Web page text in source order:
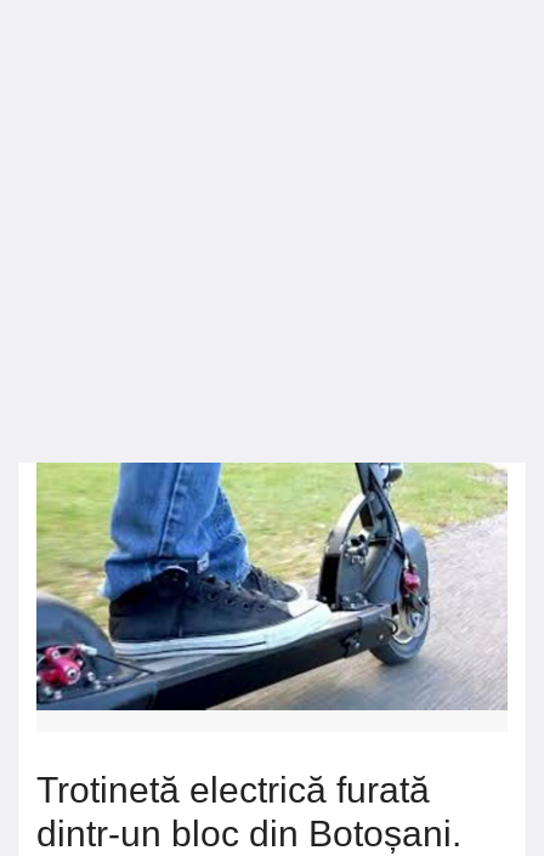
Trotinetă electrică furată
dintr-un bloc din Botoșani.